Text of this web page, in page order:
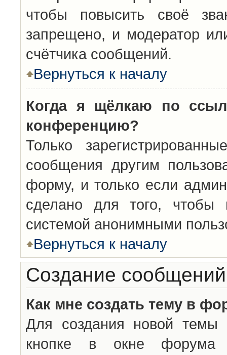
чтобы повысить своё
запрещено, и модератор
счётчика сообщений.
Вернуться к началу
Когда я щёлкаю по
конференцию?
Только
сообщения другим
форму, и только если
сделано для того, чтобы
системой анонимными
Вернуться к началу
Создание сообщений
Как мне создать тему в
Для создания новой темы
кнопке в окне